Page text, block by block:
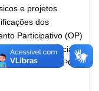
e projetos
dos
Participativo (OP)
interesse social
DE OBRAS POR